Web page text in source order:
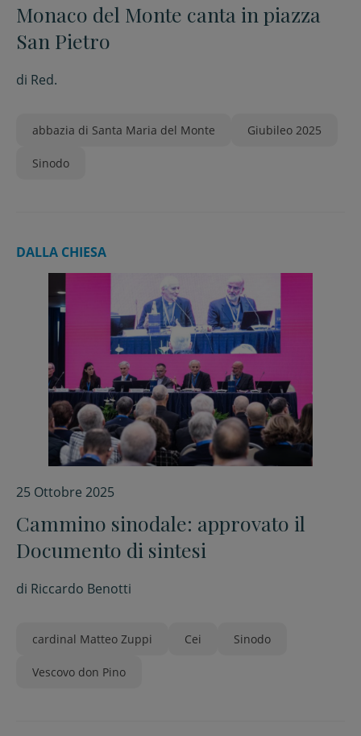
Monaco del Monte canta in piazza
San Pietro
di Red.
abbazia di Santa Maria del Monte Giubileo 2025
Sinodo
DALLA CHIESA
25 Ottobre 2025
Cammino sinodale: approvato il
Documento di sintesi
di Riccardo Benotti
cardinal Matteo Zuppi Cei Sinodo
Vescovo don Pino